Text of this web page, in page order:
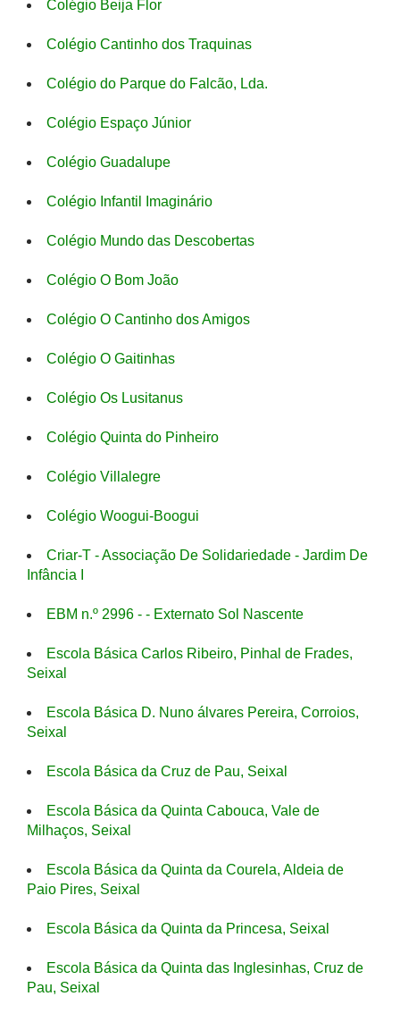
Colégio Beija Flor
Colégio Cantinho dos Traquinas
Colégio do Parque do Falcão, Lda.
Colégio Espaço Júnior
Colégio Guadalupe
Colégio Infantil Imaginário
Colégio Mundo das Descobertas
Colégio O Bom João
Colégio O Cantinho dos Amigos
Colégio O Gaitinhas
Colégio Os Lusitanus
Colégio Quinta do Pinheiro
Colégio Villalegre
Colégio Woogui-Boogui
Criar-T - Associação De Solidariedade - Jardim De
Infância I
EBM n.º 2996 - - Externato Sol Nascente
Escola Básica Carlos Ribeiro, Pinhal de Frades,
Seixal
Escola Básica D. Nuno álvares Pereira, Corroios,
Seixal
Escola Básica da Cruz de Pau, Seixal
Escola Básica da Quinta Cabouca, Vale de
Milhaços, Seixal
Escola Básica da Quinta da Courela, Aldeia de
Paio Pires, Seixal
Escola Básica da Quinta da Princesa, Seixal
Escola Básica da Quinta das Inglesinhas, Cruz de
Pau, Seixal